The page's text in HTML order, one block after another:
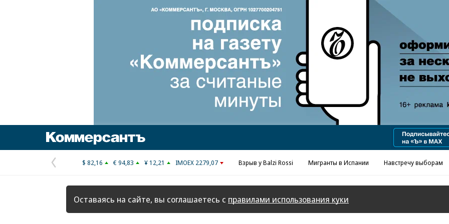
Предыдущая
страница
$ 82,16 € 94,83 ¥ 12,21 IMOEX 2279,07 Взрыв у Balzi Rossi Мигранты в Испании Навстречу выборам
Оставаясь на сайте, вы соглашаетесь с правилами использования куки